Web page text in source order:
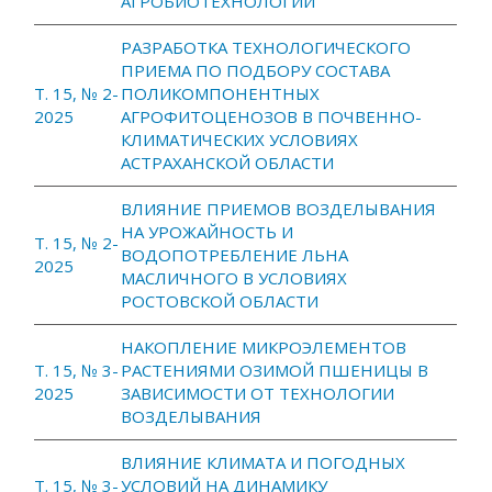
Т. 15, № 2-
2025
РАЗРАБОТКА ТЕХНОЛОГИЧЕСКОГО
ПРИЕМА ПО ПОДБОРУ СОСТАВА
ПОЛИКОМПОНЕНТНЫХ
АГРОФИТОЦЕНОЗОВ В ПОЧВЕННО-
КЛИМАТИЧЕСКИХ УСЛОВИЯХ
АСТРАХАНСКОЙ ОБЛАСТИ
Т. 15, № 2-
2025
ВЛИЯНИЕ ПРИЕМОВ ВОЗДЕЛЫВАНИЯ
НА УРОЖАЙНОСТЬ И
ВОДОПОТРЕБЛЕНИЕ ЛЬНА
МАСЛИЧНОГО В УСЛОВИЯХ
РОСТОВСКОЙ ОБЛАСТИ
Т. 15, № 3-
2025
НАКОПЛЕНИЕ МИКРОЭЛЕМЕНТОВ
РАСТЕНИЯМИ ОЗИМОЙ ПШЕНИЦЫ В
ЗАВИСИМОСТИ ОТ ТЕХНОЛОГИИ
ВОЗДЕЛЫВАНИЯ
Т. 15, № 3-
ВЛИЯНИЕ КЛИМАТА И ПОГОДНЫХ
УСЛОВИЙ НА ДИНАМИКУ